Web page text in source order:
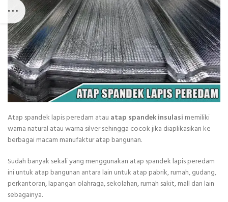
Atap spandek lapis peredam atau atap spandek insulasi memiliki
warna natural atau warna silver sehingga cocok jika diaplikasikan ke
berbagai macam manufaktur atap bangunan.
Sudah banyak sekali yang menggunakan atap spandek lapis peredam
ini untuk atap bangunan antara lain untuk atap pabrik, rumah, gudang,
perkantoran, lapangan olahraga, sekolahan, rumah sakit, mall dan lain
sebagainya.